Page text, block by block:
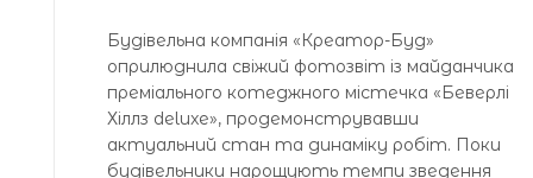
Будівельна компанія «Креатор-Буд»
оприлюднила свіжий фотозвіт із майданчика
преміального котеджного містечка «Беверлі
Хіллз deluxe», продемонструвавши
актуальний стан та динаміку робіт. Поки
будівельники нарощують темпи зведення